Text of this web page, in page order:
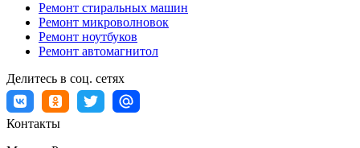
Ремонт стиральных машин
Ремонт микроволновок
Ремонт ноутбуков
Ремонт автомагнитол
Делитесь в соц. сетях
Контакты